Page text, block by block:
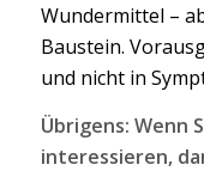
Wundermittel –
Baustein.
und nicht in
Übrigens: Wenn
interessieren,